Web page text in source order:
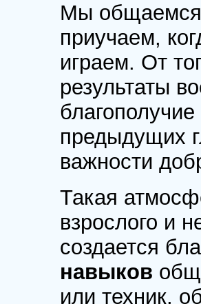
Мы общаемся
приучаем,
играем. От
результаты
предыдущих
важности
Такая
взрослого и
создается
навыков
или техник,